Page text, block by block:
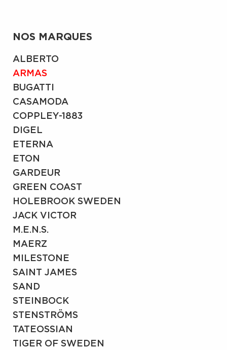
NOS MARQUES
ALBERTO
ARMAS
BUGATTI
CASAMODA
COPPLEY-1883
DIGEL
ETERNA
ETON
GARDEUR
GREEN COAST
HOLEBROOK SWEDEN
JACK VICTOR
M.E.N.S.
MAERZ
MILESTONE
SAINT JAMES
SAND
STEINBOCK
STENSTRÖMS
TATEOSSIAN
TIGER OF SWEDEN